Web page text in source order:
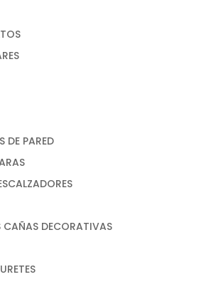
DE PARED
CAÑAS DECORATIVAS